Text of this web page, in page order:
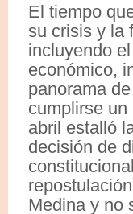
El tiempo
su crisis y la
incluyendo
económico,
panorama
cumplirse
abril estalló
decisión de
Medina y no